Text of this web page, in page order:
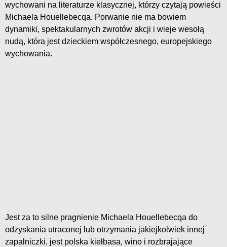
wychowani na literaturze klasycznej, którzy czytają powieści
Michaela Houellebecqa. Porwanie nie ma bowiem
dynamiki, spektakularnych zwrotów akcji i wieje wesołą
nudą, która jest dzieckiem współczesnego, europejskiego
wychowania.
Jest za to silne pragnienie Michaela Houellebecqa do
odzyskania utraconej lub otrzymania jakiejkolwiek innej
zapalniczki, jest polska kiełbasa, wino i rozbrajające